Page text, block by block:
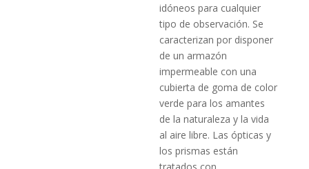
idóneos para cualquier
tipo de observación. Se
caracterizan por disponer
de un armazón
impermeable con una
cubierta de goma de color
verde para los amantes
de la naturaleza y la vida
al aire libre. Las ópticas y
los prismas están